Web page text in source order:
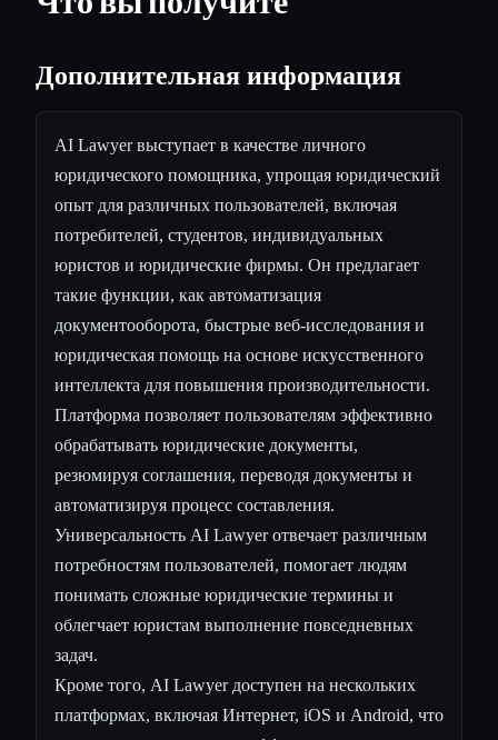
Дополнительная информация
AI Lawyer выступает в качестве личного
юридического помощника, упрощая юридический
опыт для различных пользователей, включая
потребителей, студентов, индивидуальных
юристов и юридические фирмы. Он предлагает
такие функции, как автоматизация
документооборота, быстрые веб-исследования и
юридическая помощь на основе искусственного
интеллекта для повышения производительности.
Платформа позволяет пользователям эффективно
обрабатывать юридические документы,
резюмируя соглашения, переводя документы и
автоматизируя процесс составления.
Универсальность AI Lawyer отвечает различным
потребностям пользователей, помогает людям
понимать сложные юридические термины и
облегчает юристам выполнение повседневных
задач.
Кроме того, AI Lawyer доступен на нескольких
платформах, включая Интернет, iOS и Android, что